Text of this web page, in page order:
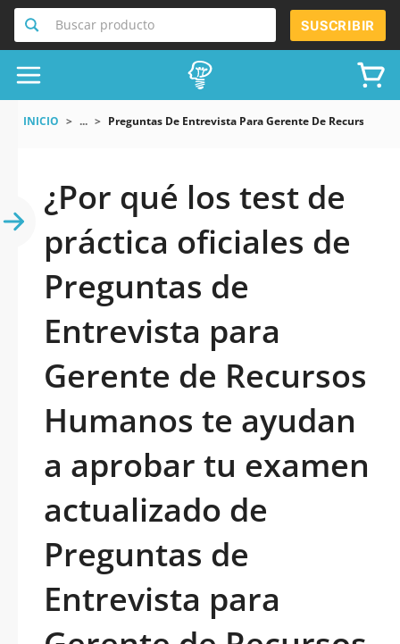
Buscar producto SUSCRIBIR
INICIO ... Preguntas De Entrevista Para Gerente De Recursos
¿Por qué los test de
práctica oficiales de
Preguntas de
Entrevista para
Gerente de Recursos
Humanos te ayudan
a aprobar tu examen
actualizado de
Preguntas de
Entrevista para